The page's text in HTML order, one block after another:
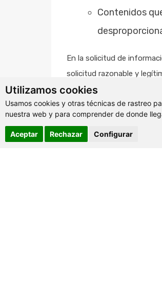
Utilizamos cookies
Usamos cookies y otras técnicas de rastreo
nuestra web y para comprender de donde
Aceptar Rechazar Configurar
Contenidos
En la solicitud de
solicitud razonable y